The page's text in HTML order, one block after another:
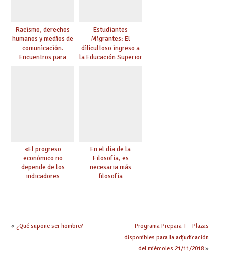
Racismo, derechos
humanos y medios de
comunicación.
Encuentros para
Estudiantes
Migrantes: El
dificultoso ingreso a
la Educación Superior
«El progreso
económico no
depende de los
indicadores
En el día de la
Filosofía, es
necesaria más
filosofía
« ¿Qué supone ser hombre?
Programa Prepara-T – Plazas
disponibles para la adjudicación
del miércoles 21/11/2018»